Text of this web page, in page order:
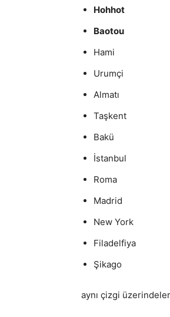
Hohhot
Baotou
Hami
Urumçi
Almatı
Taşkent
Bakü
İstanbul
Roma
Madrid
New York
Filadelfiya
Şikago
aynı çizgi